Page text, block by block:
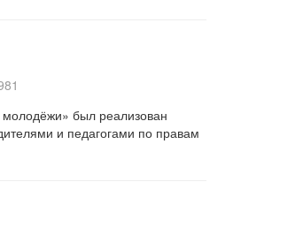
был реализован
и педагогами по правам